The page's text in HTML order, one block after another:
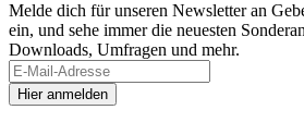
Melde dich für unseren Newsletter an
ein, und sehe immer die neuesten
Downloads, Umfragen und mehr.